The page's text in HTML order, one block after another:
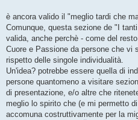
è ancora valido il "meglio tardi che
Comunque, questa sezione de "I
valida, anche perchè - come del
Cuore e Passione da persone che vi
rispetto delle singole individualità.
Un'idea? potrebbe essere quella di
persone quantomeno a visitare
di presentazione, e/o altre che
meglio lo spirito che (e mi permetto
accomuna costruttivamente per la